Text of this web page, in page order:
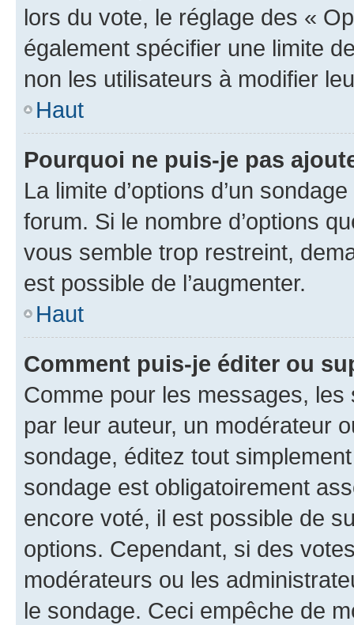
lors du vote, le réglage des «
également spécifier une limite
non les utilisateurs à modifier
Haut
Pourquoi ne puis-je pas
La limite d’options d’un
forum. Si le nombre d’options
vous semble trop restreint,
est possible de l’augmenter.
Haut
Comment puis-je éditer ou
Comme pour les messages,
par leur auteur, un modérateur
sondage, éditez tout
sondage est obligatoirement
encore voté, il est possible de
options. Cependant, si des
modérateurs ou les
le sondage. Ceci empêche de